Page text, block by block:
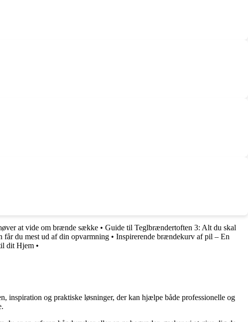
at vide om brænde sække • Guide til Teglbrændertoften 3: Alt du skal
får du mest ud af din opvarmning • Inspirerende brændekurv af pil – En
dit Hjem •
inspiration og praktiske løsninger, der kan hjælpe både professionelle og